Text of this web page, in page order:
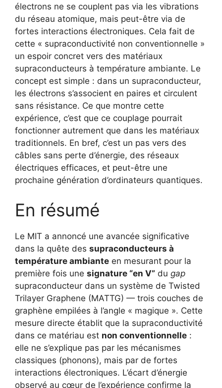
électrons ne se couplent pas via les vibrations
du réseau atomique, mais peut-être via de
fortes interactions électroniques. Cela fait de
cette « supraconductivité non conventionnelle »
un espoir concret vers des matériaux
supraconducteurs à température ambiante. Le
concept est simple : dans un supraconducteur,
les électrons s’associent en paires et circulent
sans résistance. Ce que montre cette
expérience, c’est que ce couplage pourrait
fonctionner autrement que dans les matériaux
traditionnels. En bref, c’est un pas vers des
câbles sans perte d’énergie, des réseaux
électriques efficaces, et peut-être une
prochaine génération d’ordinateurs quantiques.
En résumé
Le MIT a annoncé une avancée significative
dans la quête des supraconducteurs à
température ambiante en mesurant pour la
première fois une signature “en V” du gap
supraconducteur dans un système de Twisted
Trilayer Graphene (MATTG) — trois couches de
graphène empilées à l’angle « magique ». Cette
mesure directe établit que la supraconductivité
dans ce matériau est non conventionnelle :
elle ne s’explique pas par les mécanismes
classiques (phonons), mais par de fortes
interactions électroniques. L’écart d’énergie
observé au cœur de l’expérience confirme la